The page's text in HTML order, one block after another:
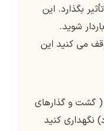
بگذارد. این
شوید.
می کنید این
( گشت و گذارهای
نگهداری کنید